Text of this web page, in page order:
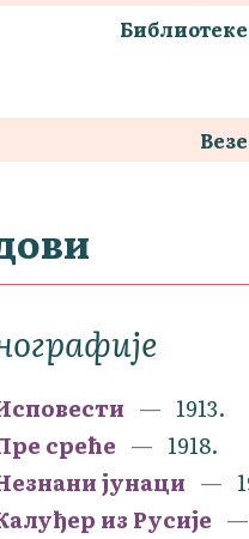
Библиотеке
Везе
1913.
среће
1918.
јунаци
из Русије